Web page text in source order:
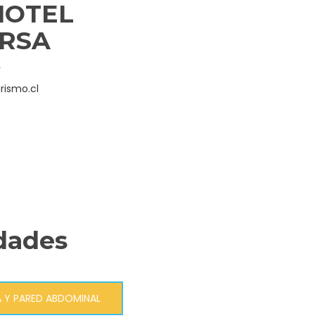
Y PARED ABDOMINAL